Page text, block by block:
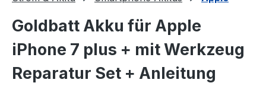
Goldbatt Akku für Apple
iPhone 7 plus + mit Werkzeug
Reparatur Set + Anleitung